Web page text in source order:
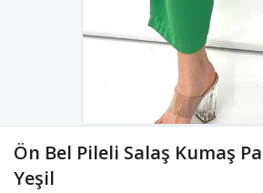
Ön Bel Pileli Salaş Kumaş
Yeşil